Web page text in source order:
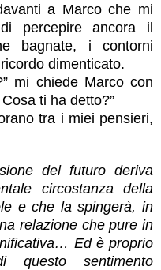
a Marco che mi
percepire ancora il
bagnate, i contorni
dimenticato.
mi chiede Marco con
ti ha detto?”
tra i miei pensieri,
del futuro deriva
circostanza della
e che la spingerà, in
relazione che pure in
Ed è proprio
questo sentimento